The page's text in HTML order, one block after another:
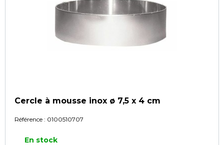
Cercle à mousse inox ø 7,5 x 4 cm
Référence : 0100510707
En stock